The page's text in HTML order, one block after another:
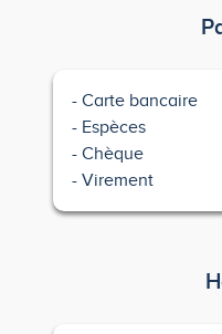
Carte bancaire
Espèces
Chèque
Virement